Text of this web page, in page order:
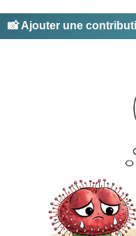
📸 Ajouter une